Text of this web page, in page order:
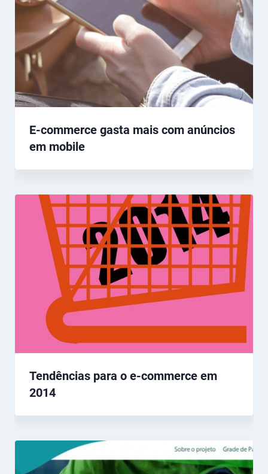
E-commerce gasta mais com anúncios
em mobile
Tendências para o e-commerce em
2014